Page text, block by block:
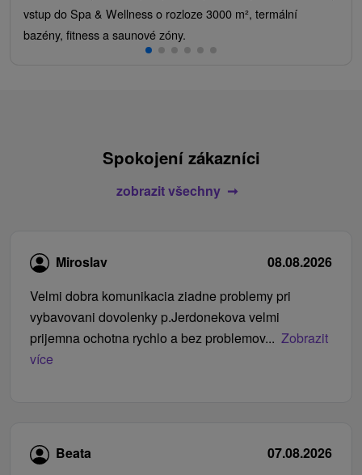
vstup do Spa & Wellness o rozloze 3000 m², termální
bazény, fitness a saunové zóny.
Spokojení zákazníci
zobrazit všechny
Miroslav
08.08.2026
Velmi dobra komunikacia ziadne problemy pri
vybavovani dovolenky p.Jerdonekova velmi
prijemna ochotna rychlo a bez problemov... Zobrazit
více
Beata
07.08.2026